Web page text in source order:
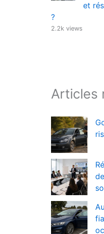
et
?
2.2k views
Articles